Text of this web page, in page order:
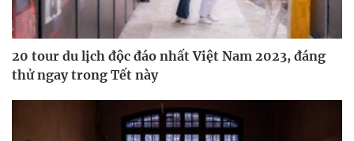
20 tour du lịch độc đáo nhất Việt Nam 2023, đáng
thử ngay trong Tết này